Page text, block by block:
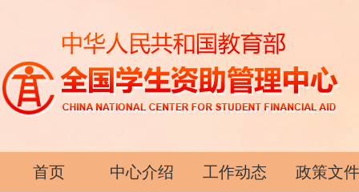
首页 中心介绍 工作动态 政策文件